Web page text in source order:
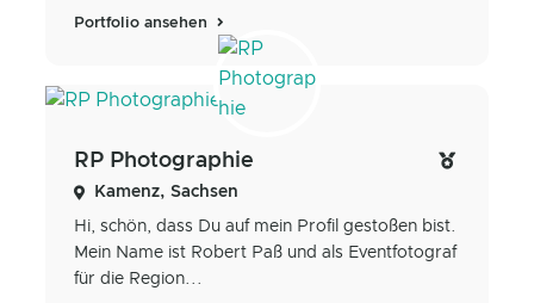
Portfolio ansehen
RP Photographie
Kamenz, Sachsen
Hi, schön, dass Du auf mein Profil gestoßen bist.
Mein Name ist Robert Paß und als Eventfotograf
für die Region...